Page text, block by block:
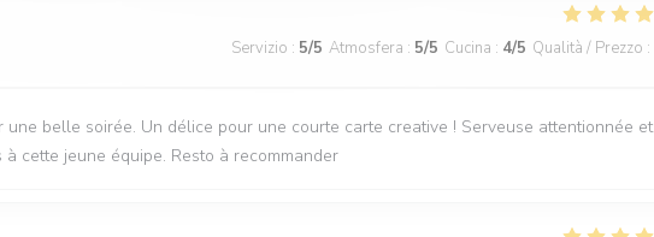
Servizio : 5/5 Atmosfera : 5/5 Cucina : 4/5 Qualità / Prezzo :
belle soirée. Un délice pour une courte carte creative ! Serveuse attentionnée et
cette jeune équipe. Resto à recommander